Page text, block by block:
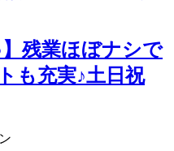
】残業ほぼナシで
も充実♪土日祝